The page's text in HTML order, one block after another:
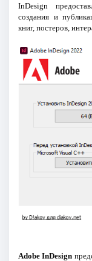
InDesign
создания и
книг, постеров,
Adobe InDesign